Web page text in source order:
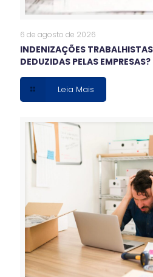
6 de agosto de 2026
INDENIZAÇÕES
DEDUZIDAS PELAS EMPRESAS?
Leia Mais